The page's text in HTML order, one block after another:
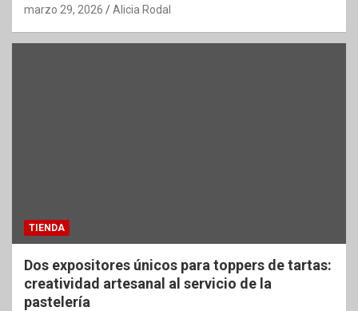
marzo 29, 2026 Alicia Rodal
TIENDA
Dos expositores únicos para toppers de tartas:
creatividad artesanal al servicio de la
pastelería